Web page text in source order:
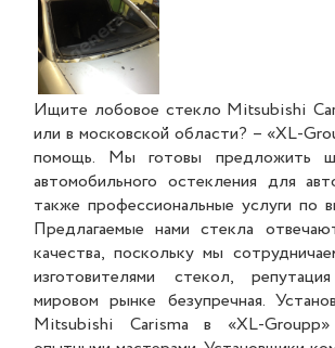
Ищите лобовое стекло Mitsubishi
или в московской области? – «XL-
помощь. Мы готовы предложить
автомобильного остекления для
также профессиональные услуги по
Предлагаемые нами стекла
качества, поскольку мы
изготовителями стекол,
мировом рынке безупречная.
Mitsubishi Carisma в «XL-Groupp»